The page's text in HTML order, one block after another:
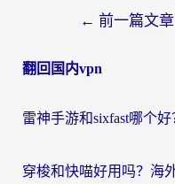
导
← 前一篇文章
翻回国内vpn